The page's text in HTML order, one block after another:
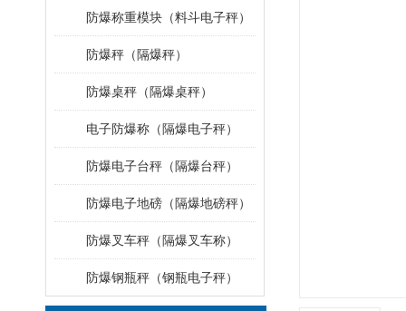
防爆称重模块（料斗电子秤）
防爆秤（隔爆秤）
防爆桌秤（隔爆桌秤）
电子防爆称（隔爆电子秤）
防爆电子台秤（隔爆台秤）
防爆电子地磅（隔爆地磅秤）
防爆叉车秤（隔爆叉车称）
防爆钢瓶秤（钢瓶电子秤）